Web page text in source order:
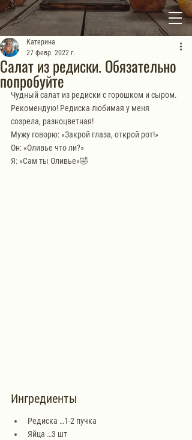
Салат из редиски. Обязательно
попробуйте
Катерина
27 февр. 2022 г.
Чудный салат из редиски с горошком и сыром.
Рекомендую! Редиска любимая у меня
созрела, разноцветная!
Мужу говорю: «Закрой глаза, открой рот!»
Он: «Оливье что ли?»
Я: «Сам ты Оливье»🤣
Ингредиенты
Редиска …1-2 пучка
Яйца …3 шт